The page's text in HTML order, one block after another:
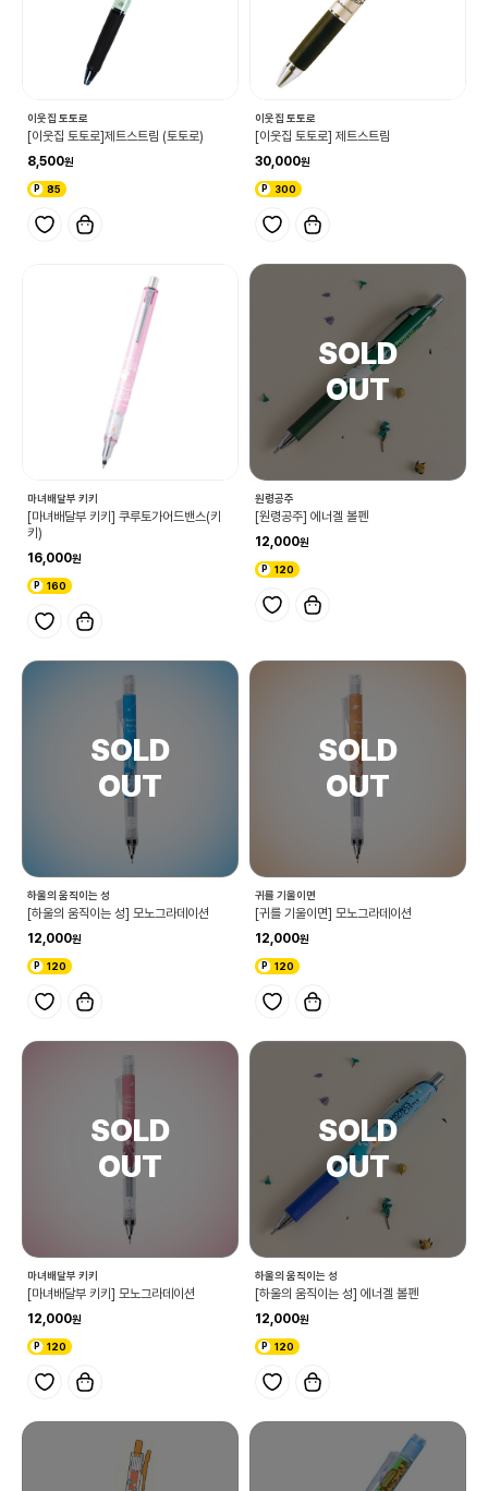
이웃집 토토로
[이웃집 토토로]제트스트림 (토토로)
8,500
85
이웃집 토토로
[이웃집 토토로] 제트스트림
30,000
300
마녀배달부 키키
[마녀배달부 키키] 쿠루토가어드밴스(키
키)
16,000
160
원령공주
[원령공주] 에너겔 볼펜
12,000
120
하울의 움직이는 성
[하울의 움직이는 성] 모노그라데이션
12,000
120
귀를 기울이면
[귀를 기울이면] 모노그라데이션
12,000
120
마녀배달부 키키
[마녀배달부 키키] 모노그라데이션
12,000
120
하울의 움직이는 성
[하울의 움직이는 성] 에너겔 볼펜
12,000
120